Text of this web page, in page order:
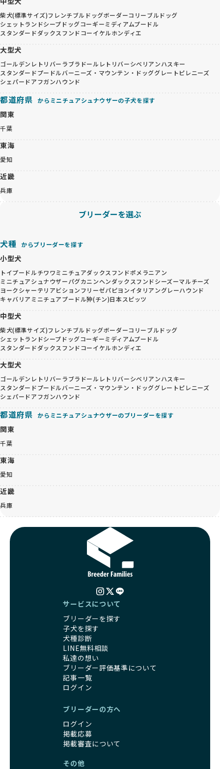
柴犬(標準サイズ)フレンチブルドッグボーダーコリーブルドッグ
シェットランドシープドッグコーギーミディアムプードル
スタンダードダックスフンドコーイケルホンディエ
大型犬
ゴールデンレトリバー ラブラドールレトリバーシベリアンハスキー
スタンダードプードルバーニーズ・マウンテン・ドッググレートピレニーズ
シェパードアフガンハウンド
都道府県 からミニチュアシュナウザーの子犬を探す
関東
千葉
東海
愛知
近畿
兵庫
ブリーダーを選ぶ
犬種 からブリーダーを探す
小型犬
トイプードルチワワミニチュアダックスフンドポメラニアン
ミニチュアシュナウザーパグカニンヘンダックスフンドシーズーマルチーズ
ヨークシャーテリアビションフリーゼパピヨンイタリアングレーハウンド
キャバリア ミニチュアプードル狆(チン)日本スピッツ
中型犬
柴犬(標準サイズ)フレンチブルドッグボーダーコリーブルドッグ
シェットランドシープドッグコーギーミディアムプードル
スタンダードダックスフンドコーイケルホンディエ
大型犬
ゴールデンレトリバー ラブラドールレトリバーシベリアンハスキー
スタンダードプードルバーニーズ・マウンテン・ドッググレートピレニーズ
シェパードアフガンハウンド
都道府県 からミニチュアシュナウザーのブリーダーを探す
関東
千葉
東海
愛知
近畿
兵庫
サービスについて
ブリーダーを探す
子犬を探す
犬種診断
LINE無料相談
私達の想い
ブリーダー評価基準について
記事一覧
ログイン
ブリーダーの方へ
ログイン
掲載応募
掲載審査について
その他